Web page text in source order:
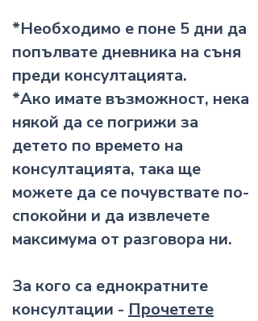
*Необходимо е поне 5 дни да
попълвате дневника на съня
преди консултацията.
*Ако имате възможност, нека
някой да се погрижи за
детето по времето на
консултацията, така ще
можете да се почувствате по-
спокойни и да извлечете
максимума от разговора ни.
За кого са еднократните
консултации - Прочетете